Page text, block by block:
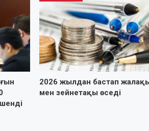
2026 жылдан бастап
мен зейнетақы өседі